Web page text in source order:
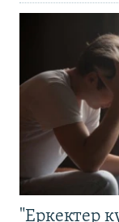
"Еркектер